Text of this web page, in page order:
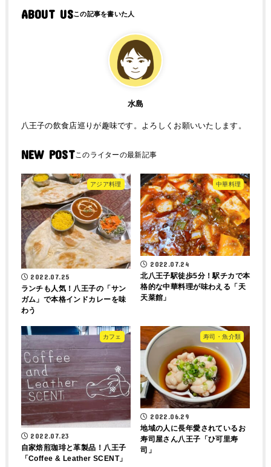
ABOUT US
水島
八王子の飲食店巡りが趣味です。よろしくお願いいたします。
NEW POST
アジア料理
2022.07.25
ランチも人気！八王子の「サン
ガム」で本格インドカレーを味
わう
中華料理
2022.07.24
北八王子駅徒歩5分！駅チカで本
格的な中華料理が味わえる「天
天菜館」
カフェ
2022.07.23
自家焙煎珈琲と革製品！八王子
「Coffee & Leather SCENT」
寿司・魚介類
2022.06.29
地域の人に長年愛されているお
寿司屋さん八王子「ひ可里寿
司」